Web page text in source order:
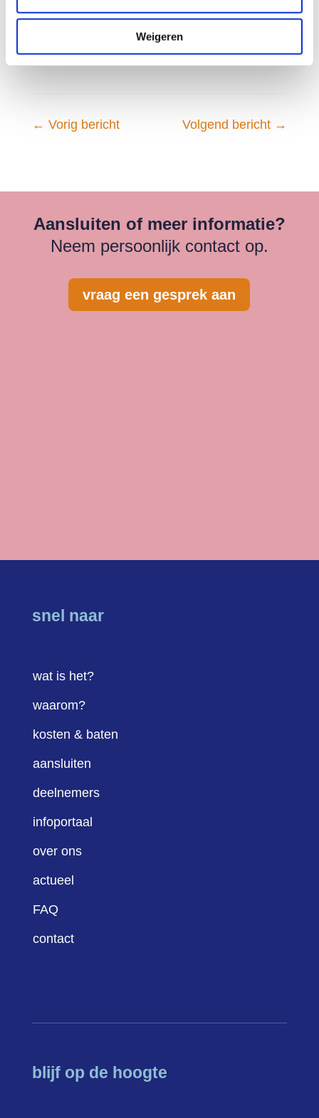
Weigeren
nieuwsbrief en onzeLinkedInpagina
informeren wij u over laatste ontwikkelingen.
← Vorig bericht Volgend bericht →
Aansluiten of meer informatie?
Neem persoonlijk contact op.
vraag een gesprek aan
snel naar
wat is het?
waarom?
kosten & baten
aansluiten
deelnemers
infoportaal
over ons
actueel
FAQ
contact
blijf op de hoogte